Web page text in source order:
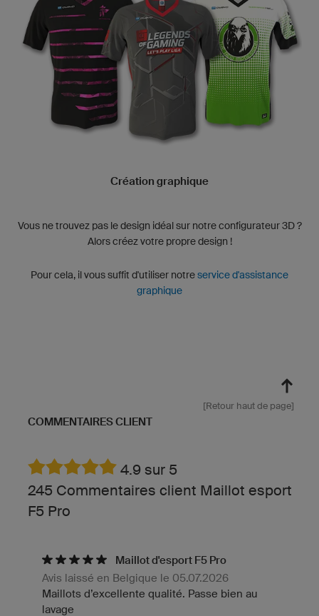
Création graphique
Vous ne trouvez pas le design idéal sur notre configurateur 3D ?
Alors créez votre propre design !
Pour cela, il vous suffit d'utiliser notreservice d'assistance
graphique
[Retour haut de page]
COMMENTAIRES CLIENT
4.9 sur 5
245 Commentaires client Maillot esport
F5 Pro
Maillot d'esport F5 Pro
Avis laissé en Belgique le 05.07.2026
Maillots d’excellente qualité. Passe bien au
lavage